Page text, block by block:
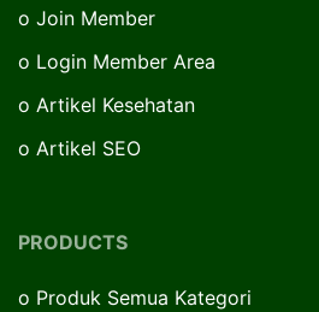
o Join Member
o Login Member Area
o Artikel Kesehatan
o Artikel SEO
PRODUCTS
o Produk Semua Kategori